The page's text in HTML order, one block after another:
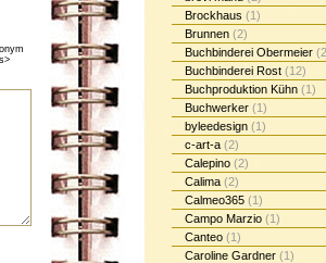
Brockhaus (1)
Brunnen (2)
Buchbinderei Obermeier
Buchbinderei Rost (12)
Buchproduktion Kühn (1)
Buchwerker (1)
byleedesign (1)
c-art-a (2)
Calepino (2)
Calima (2)
Calmeo365 (1)
Campo Marzio (1)
Canteo (1)
Caroline Gardner (1)